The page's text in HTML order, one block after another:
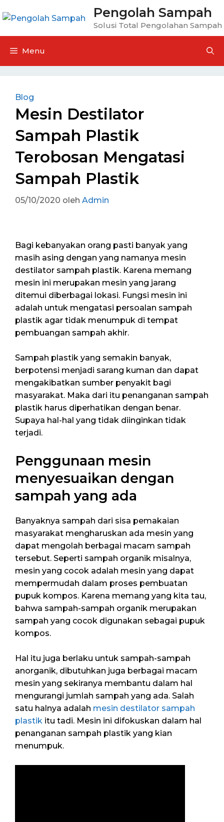
ke
Pengolah Sampah
Solusi Total Pengolahan Sampah
Menu
Blog
Mesin Destilator
Sampah Plastik
Terobosan Mengatasi
Sampah Plastik
05/10/2020 oleh Admin
Bagi kebanyakan orang pasti banyak yang
masih asing dengan yang namanya mesin
destilator sampah plastik. Karena memang
mesin ini merupakan mesin yang jarang
ditemui diberbagai lokasi. Fungsi mesin ini
adalah untuk mengatasi persoalan sampah
plastik agar tidak menumpuk di tempat
pembuangan sampah akhir.
Sampah plastik yang semakin banyak,
berpotensi menjadi sarang kuman dan dapat
mengakibatkan sumber penyakit bagi
masyarakat. Maka dari itu penanganan sampah
plastik harus diperhatikan dengan benar.
Supaya hal-hal yang tidak diinginkan tidak
terjadi.
Penggunaan mesin
menyesuaikan dengan
sampah yang ada
Banyaknya sampah dari sisa pemakaian
masyarakat mengharuskan ada mesin yang
dapat mengolah berbagai macam sampah
tersebut. Seperti sampah organik misalnya,
mesin yang cocok adalah mesin yang dapat
mempermudah dalam proses pembuatan
pupuk kompos. Karena memang yang kita tau,
bahwa sampah-sampah organik merupakan
sampah yang cocok digunakan sebagai pupuk
kompos.
Hal itu juga berlaku untuk sampah-sampah
anorganik, dibutuhkan juga berbagai macam
mesin yang sekiranya membantu dalam hal
mengurangi jumlah sampah yang ada. Salah
satu halnya adalah mesin destilator sampah
plastik itu tadi. Mesin ini difokuskan dalam hal
penanganan sampah plastik yang kian
menumpuk.